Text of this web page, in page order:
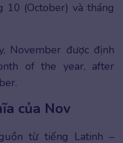
10 (October) và tháng
November được định
of the year, after
của Nov
từ tiếng Latinh –